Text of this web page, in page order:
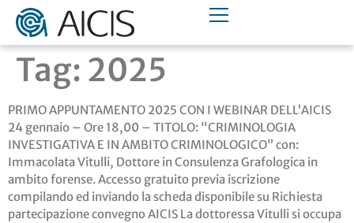
Tag: 2025
PRIMO APPUNTAMENTO 2025 CON I WEBINAR DELL’AICIS
24 gennaio – Ore 18,00 – TITOLO: “CRIMINOLOGIA
INVESTIGATIVA E IN AMBITO CRIMINOLOGICO” con:
Immacolata Vitulli, Dottore in Consulenza Grafologica in
ambito forense. Accesso gratuito previa iscrizione
compilando ed inviando la scheda disponibile su Richiesta
partecipazione convegno AICIS La dottoressa Vitulli si occupa